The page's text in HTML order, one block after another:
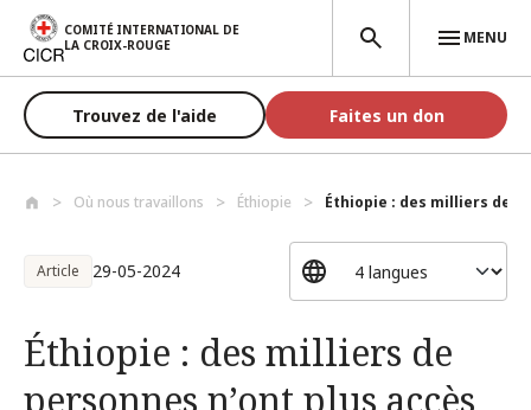
Aller au contenu principal
COMITÉ INTERNATIONAL DE
LA CROIX-ROUGE
MENU
Trouvez de l'aide Faites un don
Où nous travaillons Éthiopie Éthiopie : des milliers de
Article 29-05-2024
Éthiopie : des milliers de
personnes n’ont plus accès